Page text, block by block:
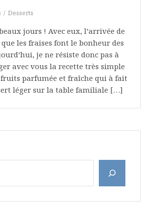
Desserts
jours ! Avec eux, l’arrivée de
les fraises font le bonheur des
je ne résiste donc pas à
avec vous la recette très simple
fruits parfumée et fraîche qui à fait
léger sur la table familiale […]